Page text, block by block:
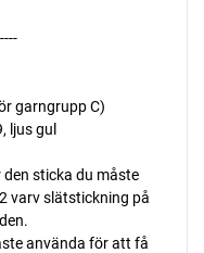
garngrupp C)
ljus gul
den sticka du måste
varv slätstickning på
använda för att få